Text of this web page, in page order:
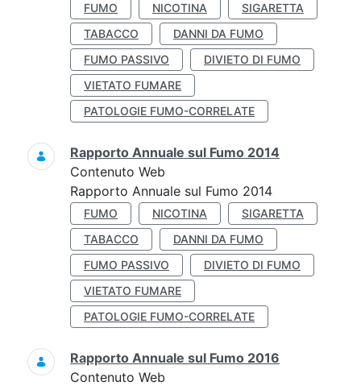
FUMO NICOTINA
SIGARETTA
TABACCO
DANNI DA FUMO
FUMO PASSIVO
DIVIETO DI FUMO
VIETATO FUMARE
PATOLOGIE FUMO-CORRELATE
Rapporto Annuale sul Fumo 2014
Contenuto Web
Rapporto Annuale sul Fumo 2014
FUMO NICOTINA
SIGARETTA
TABACCO
DANNI DA FUMO
FUMO PASSIVO
DIVIETO DI FUMO
VIETATO FUMARE
PATOLOGIE FUMO-CORRELATE
Rapporto Annuale sul Fumo 2016
Contenuto Web